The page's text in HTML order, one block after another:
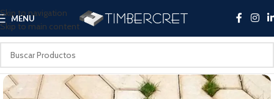
Skip to navigation
Skip to main content
MENU